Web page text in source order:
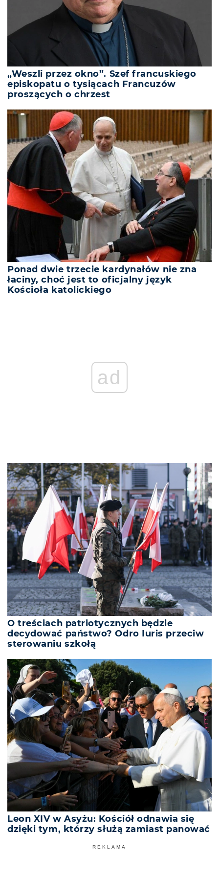
„Weszli przez okno”. Szef francuskiego
episkopatu o tysiącach Francuzów
proszących o chrzest
Ponad dwie trzecie kardynałów nie zna
łaciny, choć jest to oficjalny język
Kościoła katolickiego
ad
O treściach patriotycznych będzie
decydować państwo? Odro Iuris przeciw
sterowaniu szkołą
Leon XIV w Asyżu: Kościół odnawia się
dzięki tym, którzy służą zamiast panować
REKLAMA